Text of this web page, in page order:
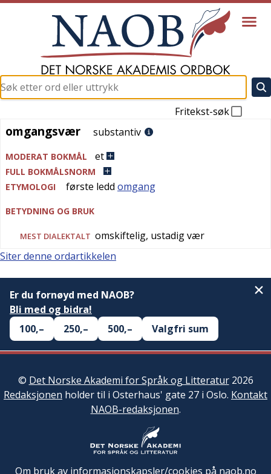
Fritekst-søk
omgangsvær
omgangsvær substantiv
MODERAT BOKMÅL et
FULL BOKMÅLSNORM
ETYMOLOGI
første ledd omgang
BETYDNING OG BRUK
MEST DIALEKTALT omskiftelig, ustadig vær
Siter denne ordartikkelen
Er du fornøyd med NAOB?
Bli med og bidra!
100,–
250,– 500,– Valgfri sum
© Det Norske Akademi for Språk og Litteratur2026
Redaksjonen holder til i Osterhaus' gate 27 i Oslo. Kontakt
NAOB-redaksjonen.
Om bruk av informasjonskapsler/cookies på naob.no